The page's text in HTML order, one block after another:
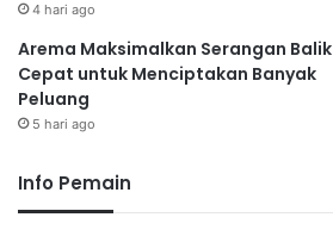
4 hari ago
Arema Maksimalkan Serangan Balik
Cepat untuk Menciptakan Banyak
Peluang
5 hari ago
Info Pemain